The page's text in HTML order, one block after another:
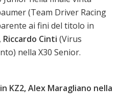
(Team Driver Racing
ai fini del titolo in
Riccardo Cinti (Virus
nella X30 Senior.
KZ2, Alex Maragliano nella